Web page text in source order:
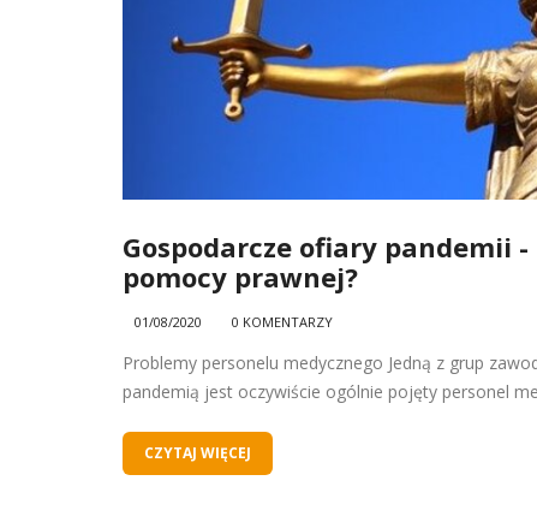
Gospodarcze ofiary pandemii
pomocy prawnej?
01/08/2020 0 KOMENTARZY
Problemy personelu medycznego Jedną z grup
pandemią jest oczywiście ogólnie pojęty personel
CZYTAJ WIĘCEJ